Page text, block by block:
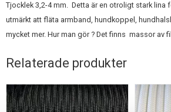
Tjocklek 3,2-4 mm. Detta är en otroligt stark lina
utmärkt att fläta armband, hundkoppel,
mycket mer. Hur man gör ? Det finns massor av
Relaterade produkter